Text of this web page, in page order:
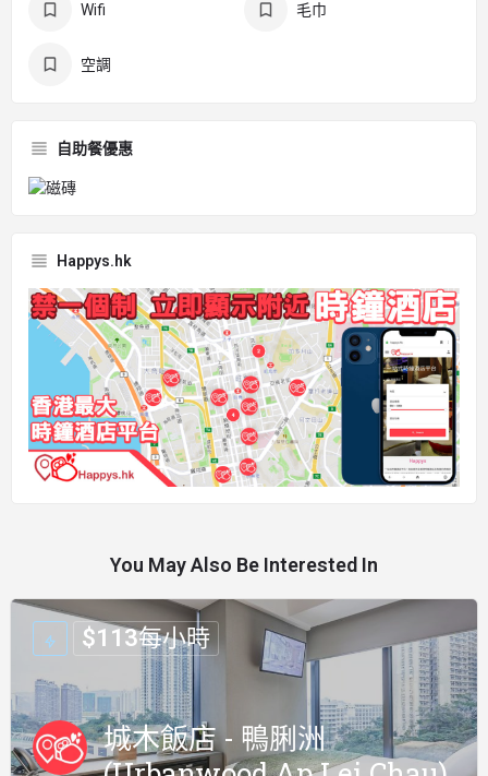
Wifi 毛巾
空調
自助餐優惠
Happys.hk
You May Also Be Interested In
城木飯店 - 鴨脷洲
$113每小時